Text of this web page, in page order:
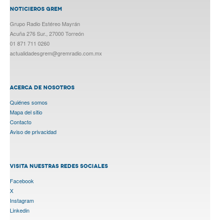
NOTICIEROS GREM
Grupo Radio Estéreo Mayrán
Acuña 276 Sur., 27000 Torreón
01 871 711 0260
actualidadesgrem@gremradio.com.mx
ACERCA DE NOSOTROS
Quiénes somos
Mapa del sitio
Contacto
Aviso de privacidad
VISITA NUESTRAS REDES SOCIALES
Facebook
X
Instagram
Linkedin